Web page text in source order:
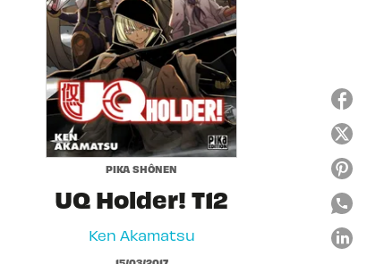
PIKA SHÔNEN
UQ Holder! T12
Ken Akamatsu